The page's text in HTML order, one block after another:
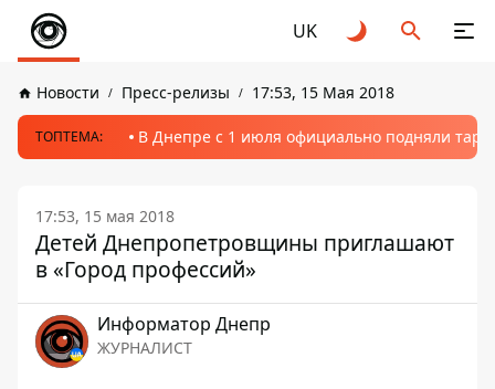
UK
Новости Пресс-релизы 17:53, 15 Мая 2018
ТОПТЕМА: В Днепре с 1 июля официально подняли
17:53, 15 мая 2018
Детей Днепропетровщины приглашают
в «Город профессий»
Информатор Днепр
ЖУРНАЛИСТ